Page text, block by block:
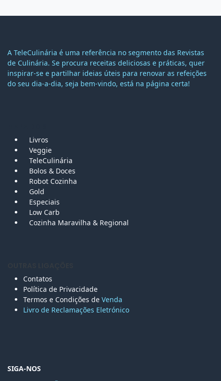
A TeleCulinária é uma referência no segmento das Revistas
de Culinária. Se procura receitas deliciosas e práticas, quer
inspirar-se e partilhar ideias úteis para renovar as refeições
do seu dia-a-dia, seja bem-vindo, está na página certa!
Livros
Veggie
TeleCulinária
Bolos & Doces
Robot Cozinha
Gold
Especiais
Low Carb
Cozinha Maravilha & Regional
Contatos
Política de Privacidade
Termos e Condições de Venda
Livro de Reclamações Eletrónico
SIGA-NOS